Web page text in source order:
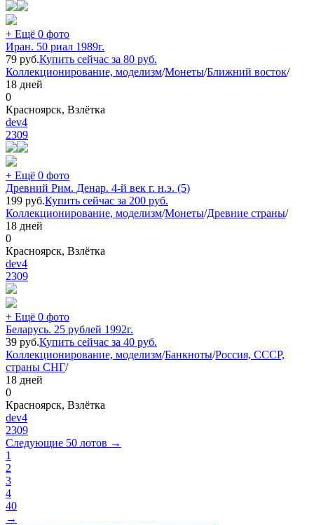
+ Ещё 0 фото
Иран. 50 риал 1989г.
79 руб.Купить сейчас за 80 руб.
Коллекционирование, моделизм/Монеты/Ближний восток/
18 дней
0
Красноярск, Взлётка
dev4
2309
+ Ещё 0 фото
Древний Рим. Денар. 4-й век г. н.э. (5)
199 руб.Купить сейчас за 200 руб.
Коллекционирование, моделизм/Монеты/Древние страны/
18 дней
0
Красноярск, Взлётка
dev4
2309
+ Ещё 0 фото
Беларусь. 25 рублей 1992г.
39 руб.Купить сейчас за 40 руб.
Коллекционирование, моделизм/Банкноты/Россия, СССР,
страны СНГ/
18 дней
0
Красноярск, Взлётка
dev4
2309
Следующие 50 лотов →
1
2
3
4
40
→